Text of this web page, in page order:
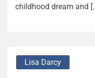
childhood dream and
Lisa Darcy